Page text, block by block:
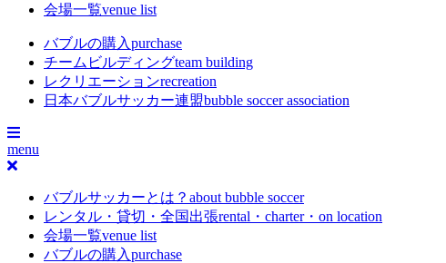
会場一覧venue list
バブルの購入purchase
チームビルディングteam building
レクリエーションrecreation
日本バブルサッカー連盟bubble soccer association
menu
バブルサッカーとは？ about bubble soccer
レンタル・貸切・全国出張rental・charter・on location
会場一覧venue list
バブルの購入purchase